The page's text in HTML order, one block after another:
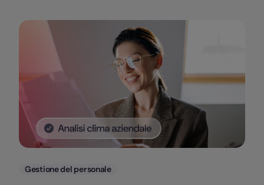
Categorie
Gestione del personale